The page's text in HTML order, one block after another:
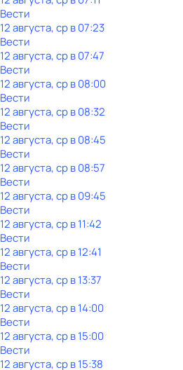
Вести
12 августа, ср в 07:23
Вести
12 августа, ср в 07:47
Вести
12 августа, ср в 08:00
Вести
12 августа, ср в 08:32
Вести
12 августа, ср в 08:45
Вести
12 августа, ср в 08:57
Вести
12 августа, ср в 09:45
Вести
12 августа, ср в 11:42
Вести
12 августа, ср в 12:41
Вести
12 августа, ср в 13:37
Вести
12 августа, ср в 14:00
Вести
12 августа, ср в 15:00
Вести
12 августа, ср в 15:38